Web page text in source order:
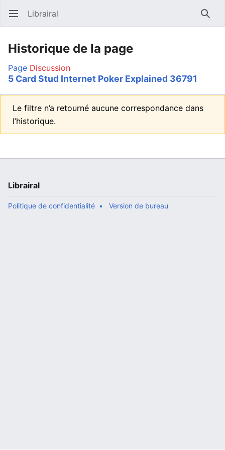
Ouvrir le menu principal Librairal
Historique de la page
Page Discussion
5 Card Stud Internet Poker Explained 36791
Le filtre n’a retourné aucune correspondance dans
l’historique.
Librairal
Politique de confidentialité Version de bureau